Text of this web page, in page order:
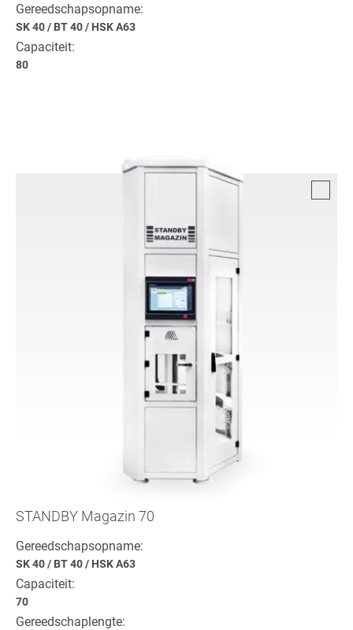
Gereedschapsopname:
SK 40/ BT 40/ HSK A63
Capaciteit:
80
STANDBY Magazin 70
Gereedschapsopname:
SK 40/ BT 40/ HSK A63
Capaciteit:
70
Gereedschaplengte: